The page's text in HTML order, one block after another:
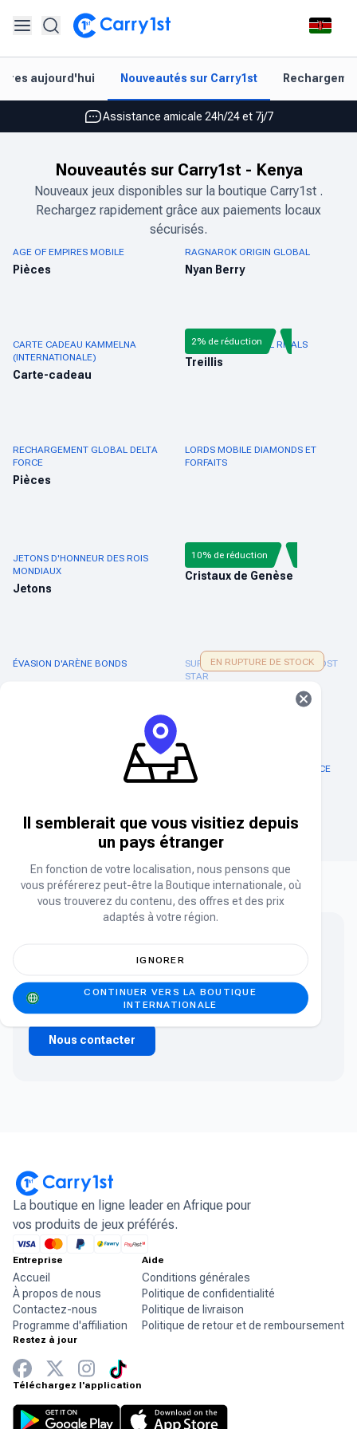
aujourd'hui Nouveautés sur Carry1st
Les meilleures offres pour vos meilleurs jeux
Assistance amicale 24h/24 et 7j/7
Rechargement et livraison instantanés
Les meilleures offres pour vos meilleurs jeux
Noté 4,45 sur Google Play et l'App Store
Nouveautés sur Carry1st - Kenya
Nouveaux jeux disponibles sur la boutique Carry1st .
Rechargez rapidement grâce aux paiements locaux
sécurisés.
AGE OF EMPIRES MOBILE
Pièces
RAGNAROK ORIGIN GLOBAL
Nyan Berry
CARTE CADEAU KAMMELNA
(INTERNATIONALE)
Carte-cadeau
RECHARGE MARVEL RIVALS
Treillis
2% de réduction
RECHARGEMENT GLOBAL DELTA
FORCE
Pièces
LORDS MOBILE DIAMONDS ET
FORFAITS
JETONS D'HONNEUR DES ROIS
MONDIAUX
Jetons
GENSHIN IMPACT
Cristaux de Genèse
10% de réduction
ÉVASION D'ARÈNE BONDS
SURVIE EN PLEIN BLIZZARD FROST
STAR
EN RUPTURE DE STOCK
AMOUR ET RECHARGE D'ESPACE
PROFOND
Vous ne trouvez pas ce que vous cherchez ?
Vous ne trouvez pas le produit que vous cherchez ?
Contactez notre équipe.
Nous contacter
La boutique en ligne leader en Afrique pour
vos produits de jeux préférés.
Entreprise
Accueil
À propos de nous
Contactez-nous
Programme d'affiliation
Aide
Conditions générales
Politique de confidentialité
Politique de livraison
Politique de retour et de remboursement
Restez à jour
Téléchargez l'application
Il semblerait que vous visitiez depuis
un pays étranger
En fonction de votre localisation, nous pensons que
vous préférerez peut-être la Boutique internationale, où
vous trouverez du contenu, des offres et des prix
adaptés à votre région.
IGNORER
CONTINUER VERS LA BOUTIQUE
INTERNATIONALE